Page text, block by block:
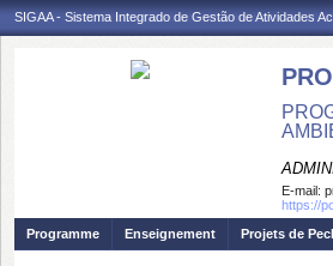
SIGAA - Sistema Integrado de Gestão de Atividades
E-mail:
https://
Programme
Enseignement Projets de